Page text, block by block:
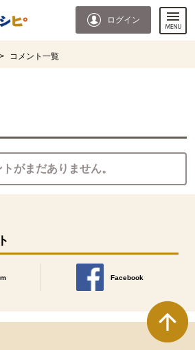
ログイン
> コメント一覧
トがまだありません。
ドウで開きます。
Facebook
別のウィンドウで開きます